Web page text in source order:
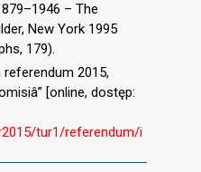
– The
New York 1995
179).
2015,
[online, dostęp:
tur1/referendum/i